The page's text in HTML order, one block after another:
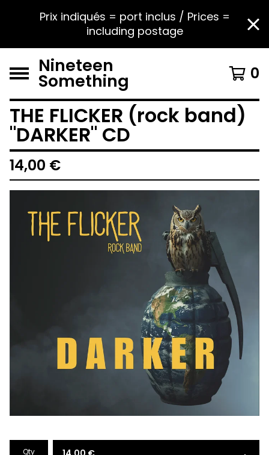
Prix indiqués = port inclus / Prices =
including postage
Nineteen
Something 0
THE FLICKER (rock band)
"DARKER" CD
14,00 €
Qty